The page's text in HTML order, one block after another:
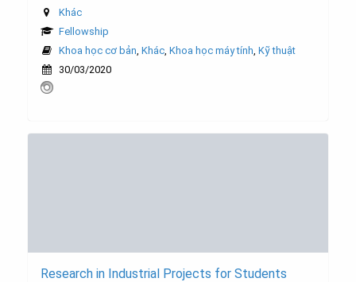
Khác
Fellowship
Khoa học cơ bản, Khác, Khoa học máy tính, Kỹ thuật
30/03/2020
Research in Industrial Projects for Students